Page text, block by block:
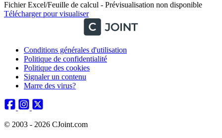
Fichier Excel/Feuille de calcul - Prévisualisation non disponible
Télécharger pour visualiser
Conditions générales d'utilisation
Politique de confidentialité
Politique des cookies
Signaler un contenu
Marre des virus?
© 2003 - 2026 CJoint.com